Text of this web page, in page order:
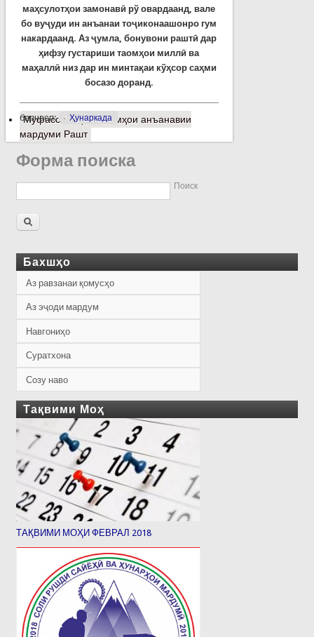
маҳсулотҳои замонавӣ рў овардаанд, вале
бо вуҷуди ин анъанаи тоҷиконаашонро гум
накардаанд. Аз ҷумла, бонувони раштӣ дар
ҳифзу густариши таомҳои миллӣ ва
маҳаллӣ низ дар ин минтақаи кўҳсор саҳми
босазо доранд.
барчасп: Ҳунаркада
Муфассалтаро Таомҳои анъанавии
мардуми Рашт
Форма поиска
Поиск
Бахшҳо
Аз равзанаи қомусҳо
Аз эҷоди мардум
Навгониҳо
Суратхона
Созу наво
Тақвими Моҳ
ТАҚВИМИ МОҲИ ФЕВРАЛ 2018